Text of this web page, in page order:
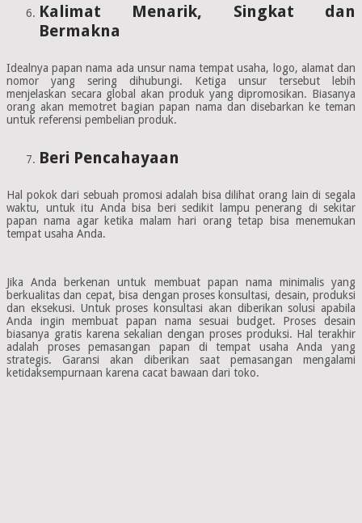
Kalimat Menarik, Singkat dan
Bermakna
Idealnya papan nama ada unsur nama tempat usaha, logo, alamat dan
nomor yang sering dihubungi. Ketiga unsur tersebut lebih
menjelaskan secara global akan produk yang dipromosikan. Biasanya
orang akan memotret bagian papan nama dan disebarkan ke teman
untuk referensi pembelian produk.
Beri Pencahayaan
Hal pokok dari sebuah promosi adalah bisa dilihat orang lain di segala
waktu, untuk itu Anda bisa beri sedikit lampu penerang di sekitar
papan nama agar ketika malam hari orang tetap bisa menemukan
tempat usaha Anda.
Jika Anda berkenan untuk membuat papan nama minimalis yang
berkualitas dan cepat, bisa dengan proses konsultasi, desain, produksi
dan eksekusi. Untuk proses konsultasi akan diberikan solusi apabila
Anda ingin membuat papan nama sesuai budget. Proses desain
biasanya gratis karena sekalian dengan proses produksi. Hal terakhir
adalah proses pemasangan papan di tempat usaha Anda yang
strategis. Garansi akan diberikan saat pemasangan mengalami
ketidaksempurnaan karena cacat bawaan dari toko.